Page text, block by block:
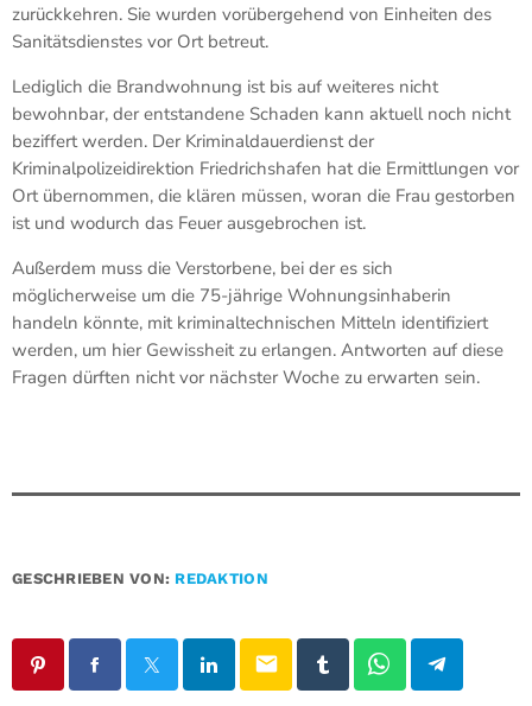
zurückkehren. Sie wurden vorübergehend von Einheiten des
Sanitätsdienstes vor Ort betreut.
Lediglich die Brandwohnung ist bis auf weiteres nicht
bewohnbar, der entstandene Schaden kann aktuell noch nicht
beziffert werden. Der Kriminaldauerdienst der
Kriminalpolizeidirektion Friedrichshafen hat die Ermittlungen vor
Ort übernommen, die klären müssen, woran die Frau gestorben
ist und wodurch das Feuer ausgebrochen ist.
Außerdem muss die Verstorbene, bei der es sich
möglicherweise um die 75-jährige Wohnungsinhaberin
handeln könnte, mit kriminaltechnischen Mitteln identifiziert
werden, um hier Gewissheit zu erlangen. Antworten auf diese
Fragen dürften nicht vor nächster Woche zu erwarten sein.
GESCHRIEBEN VON: REDAKTION
email